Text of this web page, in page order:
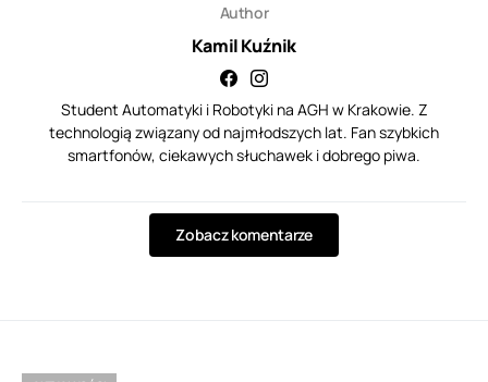
Author
Kamil Kuźnik
Student Automatyki i Robotyki na AGH w Krakowie. Z
technologią związany od najmłodszych lat. Fan szybkich
smartfonów, ciekawych słuchawek i dobrego piwa.
Zobacz komentarze